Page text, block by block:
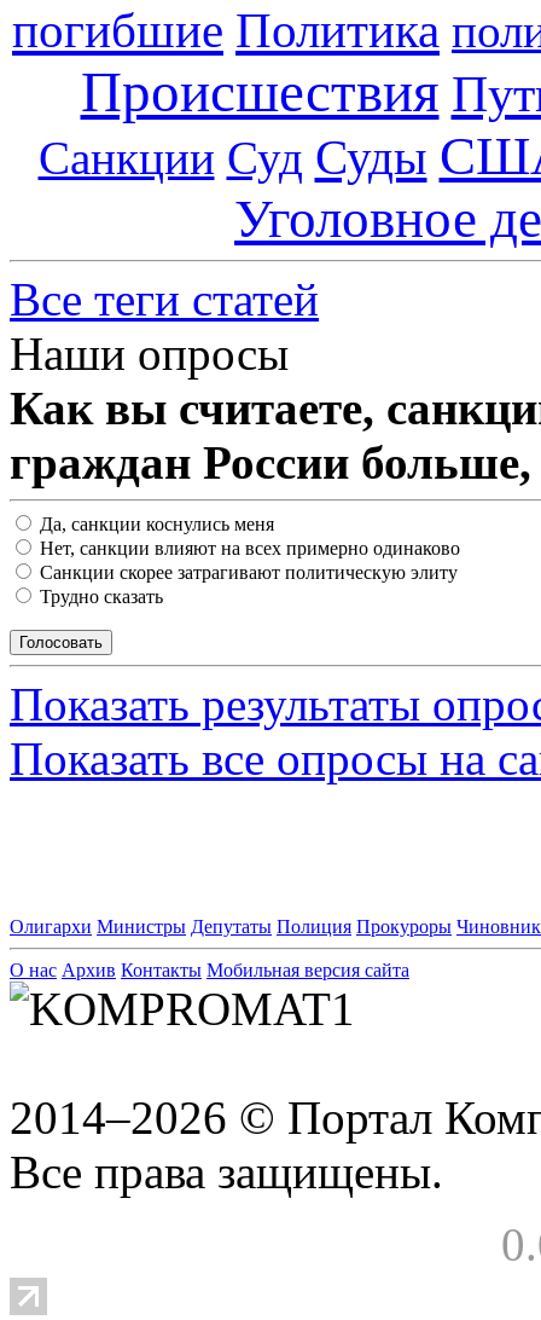
погибшие Политика
Происшествия
Санкции Суд Суды
Уголовное
Все теги статей
Наши опросы
Как вы считаете,
граждан России
Да, санкции коснулись меня
Нет, санкции влияют на всех примерно одинаково
Санкции скорее затрагивают политическую элиту
Трудно сказать
Показать результаты
Показать все опросы на
Олигархи Министры Депутаты Полиция Прокуроры
О нас Архив Контакты Мобильная версия сайта
2014–2026 © Портал
Все права защищены.